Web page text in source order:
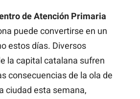
de Atención Primaria
puede convertirse en un
estos días. Diversos
la capital catalana sufren
consecuencias de la ola de
ciudad esta semana,